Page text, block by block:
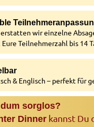
wir einzelne
Teilnehmerzahl bis 14
& Englisch – perfekt für
sorglos?
Dinnerkannst Du